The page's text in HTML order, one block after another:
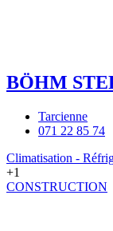
BÖHM
Tarcienne
071 22 85 74
Climatisation -
+1
CONSTRUCTION